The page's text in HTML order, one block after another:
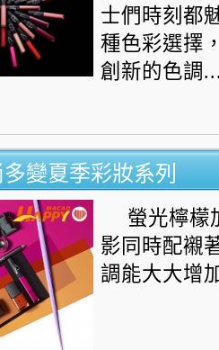
士們時刻都
種色彩選擇
創新的色調
變夏季彩妝系列
螢光檸檬
影同時配襯
調能大大增